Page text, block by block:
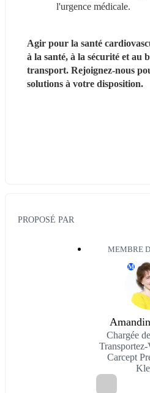
l'urgence médicale.
Agir pour la santé
à la santé, à la sécurité et au
transport. Rejoignez-nous
solutions à votre disposition.
PROPOSÉ PAR
MEMBRE
M
Chargée
Carcept